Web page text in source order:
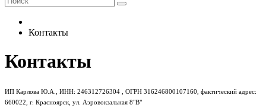
Контакты
Контакты
ИП Карлова Ю.А., ИНН: 246312726304 , ОГРН 316246800107160, фактический адрес:
660022, г. Красноярск, ул. Аэровокзальная 8"В"